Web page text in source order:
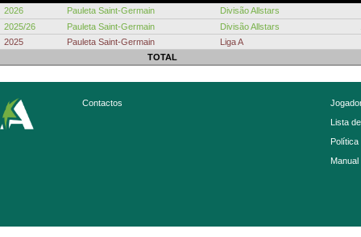
2026 Pauleta Saint-Germain
Divisão Allstars
2025/26
Pauleta Saint-Germain Divisão Allstars
2025
Pauleta Saint-Germain
Liga A
TOTAL
Contactos
Lista
Política